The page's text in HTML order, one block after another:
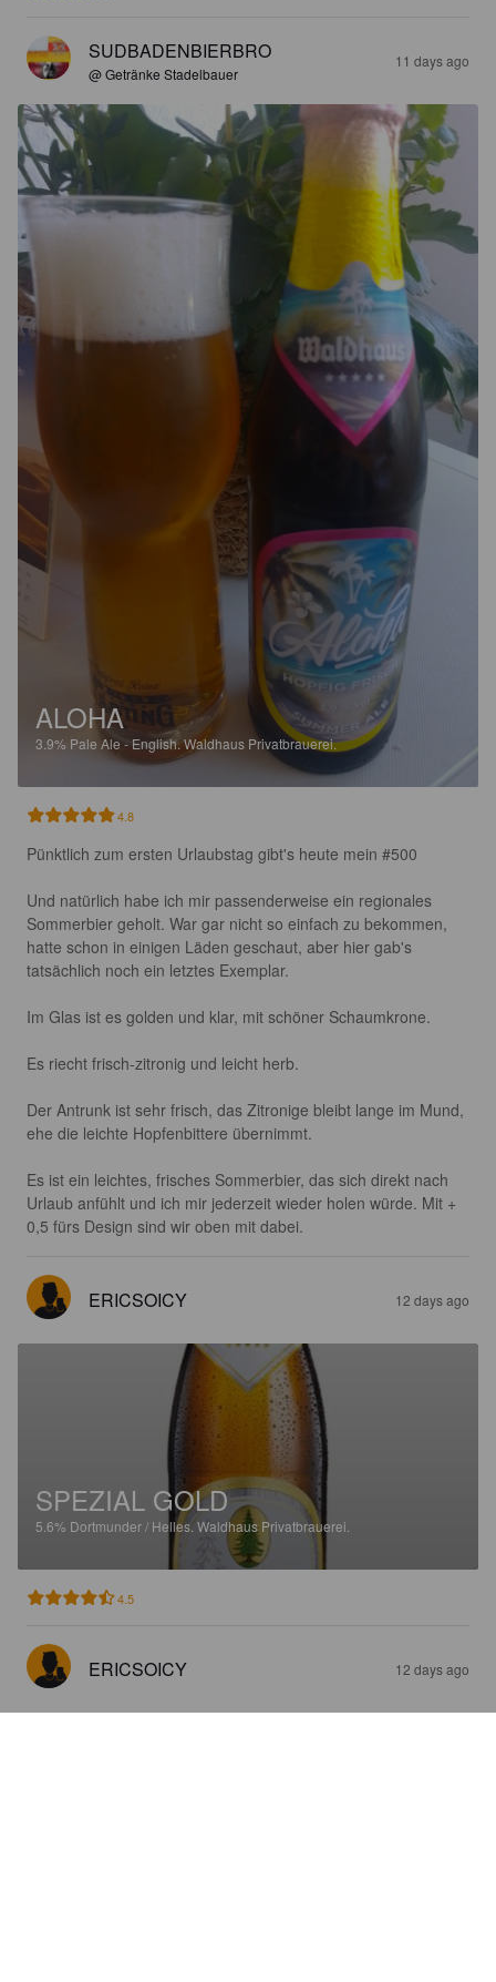
SUDBADENBIERBRO
@ Getränke Stadelbauer
11 days ago
ALOHA
3.9% Pale Ale - English.Waldhaus Privatbrauerei.
4.8
Pünktlich zum ersten Urlaubstag gibt's heute mein #500
Und natürlich habe ich mir passenderweise ein regionales
Sommerbier geholt. War gar nicht so einfach zu bekommen,
hatte schon in einigen Läden geschaut, aber hier gab's
tatsächlich noch ein letztes Exemplar.
Im Glas ist es golden und klar, mit schöner Schaumkrone.
Es riecht frisch-zitronig und leicht herb.
Der Antrunk ist sehr frisch, das Zitronige bleibt lange im Mund,
ehe die leichte Hopfenbittere übernimmt.
Es ist ein leichtes, frisches Sommerbier, das sich direkt nach
Urlaub anfühlt und ich mir jederzeit wieder holen würde. Mit +
0,5 fürs Design sind wir oben mit dabei.
ERICSOICY 12 days ago
SPEZIAL GOLD
5.6% Dortmunder / Helles. Waldhaus Privatbrauerei.
4.5
ERICSOICY 12 days ago